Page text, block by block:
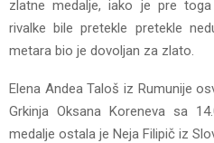
zlatne medalje, iako je pre
rivalke bile pretekle pretekle
metara bio je dovoljan za zlato.
Elena Andea Taloš iz Rumunije
Grkinja Oksana Koreneva sa
medalje ostala je Neja Filipič iz